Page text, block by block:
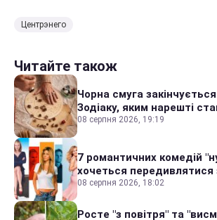
Центрэнего
Читайте також
Чорна смуга
Зодіаку, яким нарешті
08 серпня 2026, 19:19
7 романтичних комедій
хочеться передивлятися
08 серпня 2026, 18:02
Росте "з повітря" та